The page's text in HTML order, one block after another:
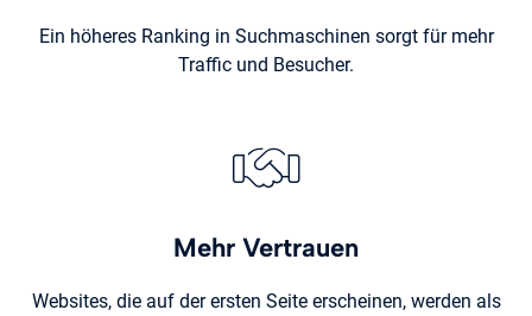
Ein höheres Ranking in Suchmaschinen sorgt für mehr
Traffic und Besucher.
Mehr Vertrauen
Websites, die auf der ersten Seite erscheinen, werden als